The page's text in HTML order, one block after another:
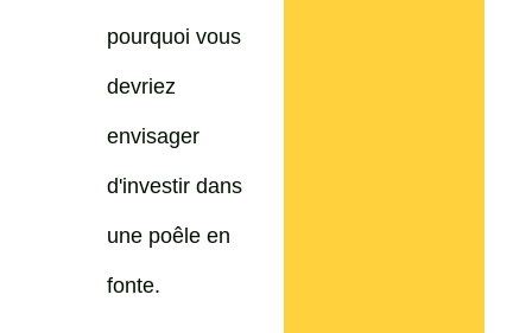
pourquoi vous
devriez
envisager
d'investir dans
une poêle en
fonte.